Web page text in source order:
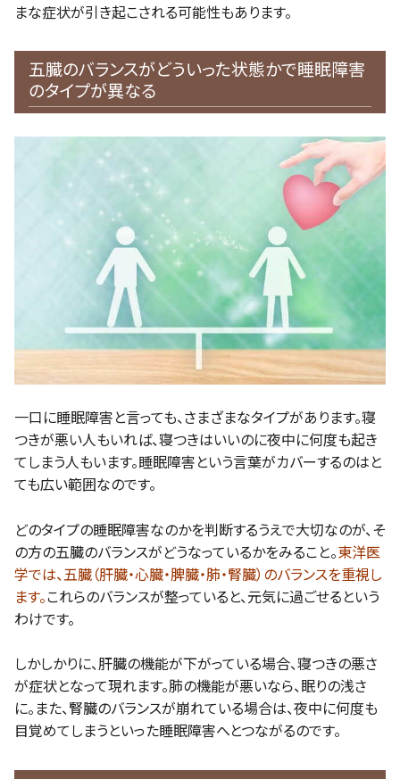
まな症状が引き起こされる可能性もあります。
五臓のバランスがどういった状態かで睡眠障害
のタイプが異なる
一口に睡眠障害と言っても、さまざまなタイプがあります。寝
つきが悪い人もいれば、寝つきはいいのに夜中に何度も起き
てしまう人もいます。睡眠障害という言葉がカバーするのはと
ても広い範囲なのです。
どのタイプの睡眠障害なのかを判断するうえで大切なのが、そ
の方の五臓のバランスがどうなっているかをみること。東洋医
学では、五臓（肝臓・心臓・脾臓・肺・腎臓）のバランスを重視し
ます。 これらのバランスが整っていると、元気に過ごせるという
わけです。
しかしかりに、肝臓の機能が下がっている場合、寝つきの悪さ
が症状となって現れます。肺の機能が悪いなら、眠りの浅さ
に。また、腎臓のバランスが崩れている場合は、夜中に何度も
目覚めてしまうといった睡眠障害へとつながるのです。